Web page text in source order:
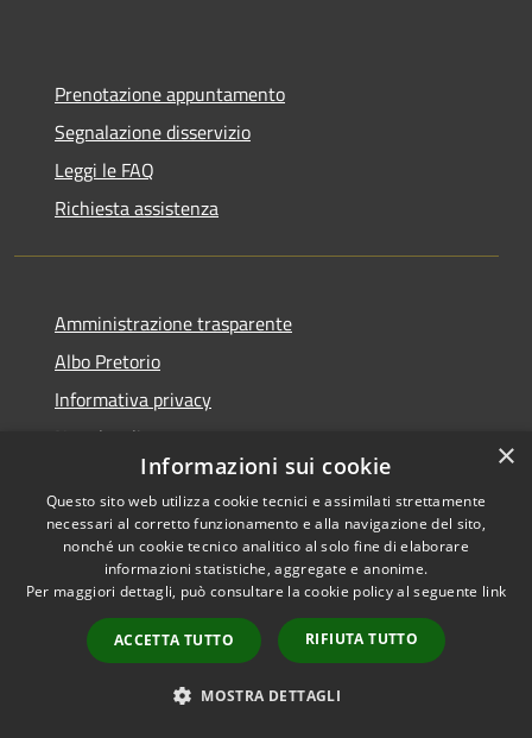
Prenotazione appuntamento
Segnalazione disservizio
Leggi le FAQ
Richiesta assistenza
Amministrazione trasparente
Albo Pretorio
Informativa privacy
Note legali
Dichiarazione di accessibilità
RSS
Accessibilità
Comune convenzionato
Astigov
Progetto|Convenzione
×
Informazioni sui cookie
Questo sito web utilizza cookie tecnici e assimilati strettamente
necessari al corretto funzionamento e alla navigazione del sito,
nonché un cookie tecnico analitico al solo fine di elaborare
informazioni statistiche, aggregate e anonime.
Per maggiori dettagli, può consultare la cookie policy al seguente link
ACCETTA TUTTO RIFIUTA TUTTO
MOSTRA DETTAGLI